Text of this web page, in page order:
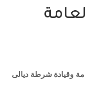
وقيادة شرطة ديالى